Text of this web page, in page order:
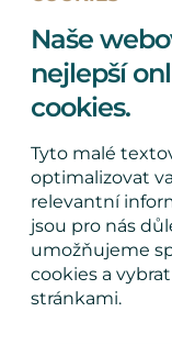
Naše
nejlepší
cookies.
Tyto malé
optimalizovat
relevantní
jsou pro nás
umožňujeme
cookies a
stránkami.